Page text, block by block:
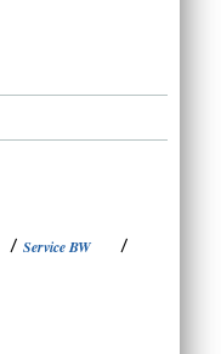
/ Service BW
/